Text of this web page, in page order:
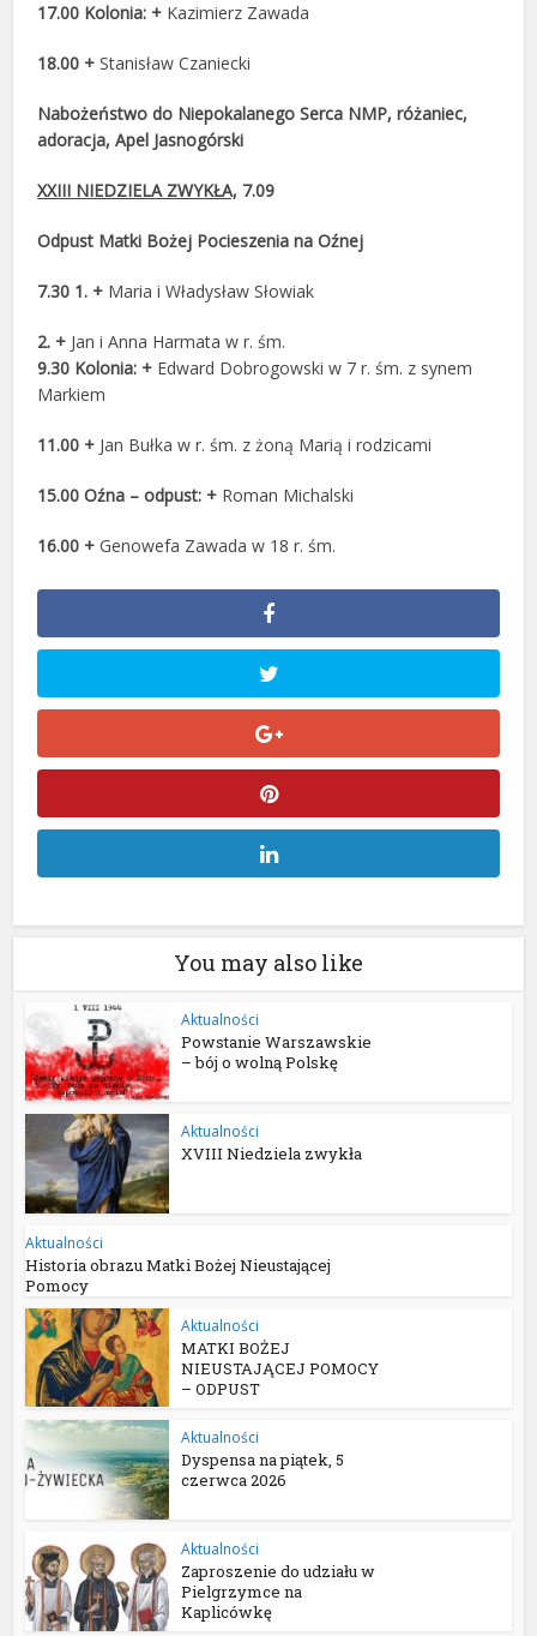
17.00 Kolonia: + Kazimierz Zawada
18.00 +Stanisław Czaniecki
Nabożeństwo do Niepokalanego Serca NMP, różaniec,
adoracja, Apel Jasnogórski
XXIII NIEDZIELA ZWYKŁA, 7.09
Odpust Matki Bożej Pocieszenia na Oźnej
7.30 1. + Maria i Władysław Słowiak
2. + Jan i Anna Harmata w r. śm.
9.30 Kolonia: + Edward Dobrogowski w 7 r. śm. z synem
Markiem
11.00 + Jan Bułka w r. śm. z żoną Marią i rodzicami
15.00 Oźna – odpust: + Roman Michalski
16.00 +Genowefa Zawada w 18 r. śm.
You may also like
Aktualności
Powstanie Warszawskie
– bój o wolną Polskę
Aktualności
XVIII Niedziela zwykła
Aktualności
Historia obrazu Matki Bożej Nieustającej
Pomocy
Aktualności
MATKI BOŻEJ
NIEUSTAJĄCEJ POMOCY
– ODPUST
Aktualności
Dyspensa na piątek, 5
czerwca 2026
Aktualności
Zaproszenie do udziału w
Pielgrzymce na
Kaplicówkę